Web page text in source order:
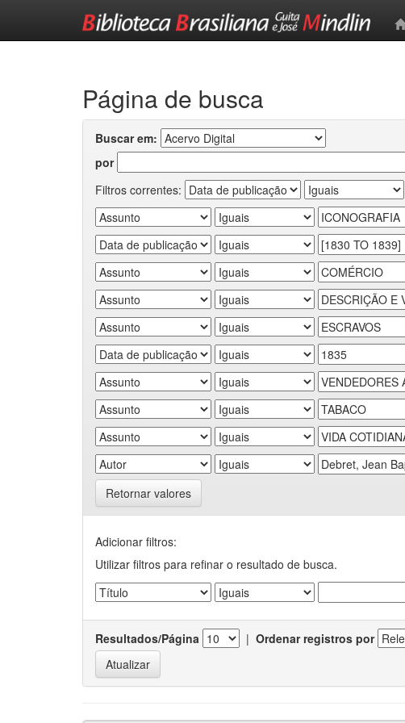
Página de busca
Buscar em:
por
Filtros correntes:
Retornar valores
Adicionar filtros:
Utilizar filtros para refinar o resultado de busca.
Resultados/Página | Ordenar registros por